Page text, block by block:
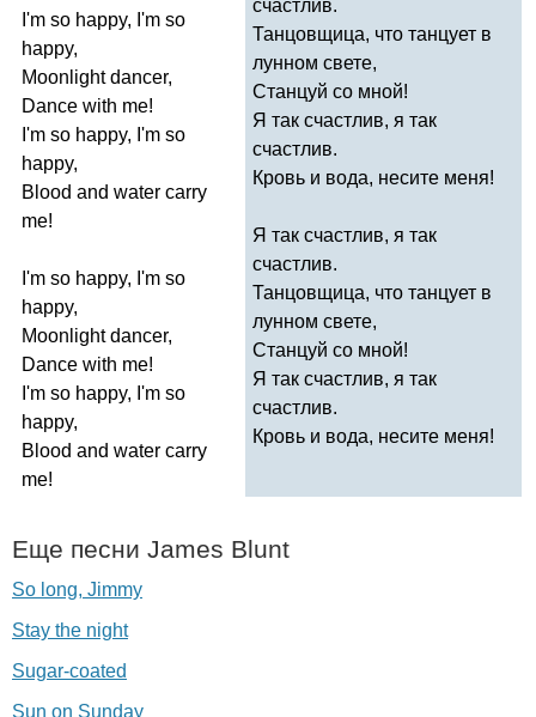
I'm so happy, I'm so
happy,
Moonlight dancer,
Dance with me!
I'm so happy, I'm so
happy,
Blood and water carry
me!
I'm so happy, I'm so
happy,
Moonlight dancer,
Dance with me!
I'm so happy, I'm so
happy,
Blood and water carry
me!
счастлив.
Танцовщица, что танцует в
лунном свете,
Станцуй со мной!
Я так счастлив, я так
счастлив.
Кровь и вода, несите меня!
Я так счастлив, я так
счастлив.
Танцовщица, что танцует в
лунном свете,
Станцуй со мной!
Я так счастлив, я так
счастлив.
Кровь и вода, несите меня!
Еще песни James Blunt
So long, Jimmy
Stay the night
Sugar-coated
Sun on Sunday